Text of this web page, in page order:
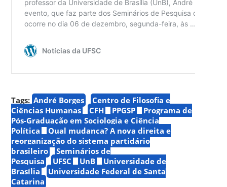
Tags: André Borges
Centro de Filosofia e
Ciências Humanas
CFH PPGSP
Programa de
Pós-Graduação em Sociologia e Ciência
Política
Qual mudança? A nova direita e
reorganização do sistema partidário
brasileiro
Seminários de
Pesquisa
UFSC UnB
Universidade de
Brasília
Universidade Federal de Santa
Catarina